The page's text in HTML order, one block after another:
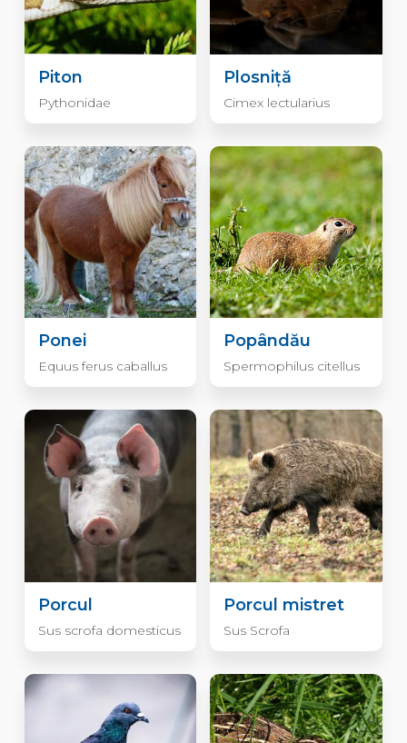
Piton
Pythonidae
Plosniță
Cimex lectularius
Ponei
Equus ferus caballus
Popândău
Spermophilus citellus
Porcul
Sus scrofa domesticus
Porcul mistret
Sus Scrofa